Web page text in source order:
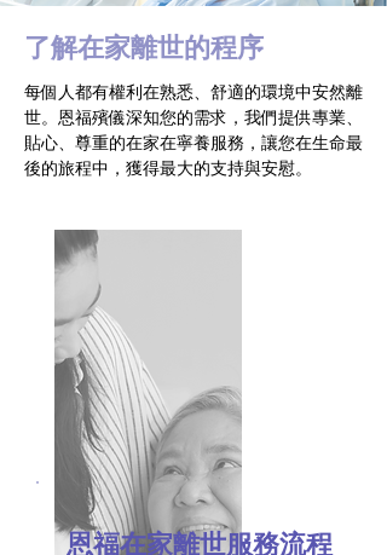
了解在家離世的程序
每個人都有權利在熟悉、舒適的環境中安然離
世。恩福殯儀深知您的需求，我們提供專業、
貼心、尊重的在家在寧養服務，讓您在生命最
後的旅程中，獲得最大的支持與安慰。
恩福在家離世服務流程